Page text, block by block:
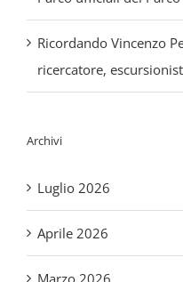
Archivi
Luglio 2026
Aprile 2026
Marzo 2026
Dicembre 2025
Maggio 2024